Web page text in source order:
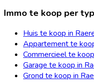
Immo te koop per
Huis te koop in
Appartement te
Commercieel te
Garage te koop in
Grond te koop in